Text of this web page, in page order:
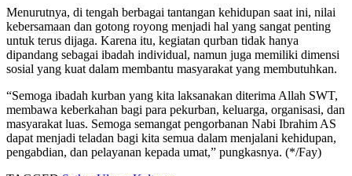
Menurutnya, di tengah berbagai tantangan kehidupan saat ini, nilai
kebersamaan dan gotong royong menjadi hal yang sangat penting
untuk terus dijaga. Karena itu, kegiatan qurban tidak hanya
dipandang sebagai ibadah individual, namun juga memiliki dimensi
sosial yang kuat dalam membantu masyarakat yang membutuhkan.
“Semoga ibadah kurban yang kita laksanakan diterima Allah SWT,
membawa keberkahan bagi para pekurban, keluarga, organisasi, dan
masyarakat luas. Semoga semangat pengorbanan Nabi Ibrahim AS
dapat menjadi teladan bagi kita semua dalam menjalani kehidupan,
pengabdian, dan pelayanan kepada umat,” pungkasnya. (*/Fay)